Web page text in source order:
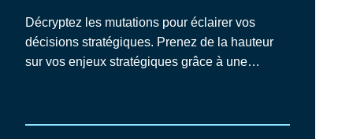
Décryptez les mutations pour éclairer vos
décisions stratégiques. Prenez de la hauteur
sur vos enjeux stratégiques grâce à une